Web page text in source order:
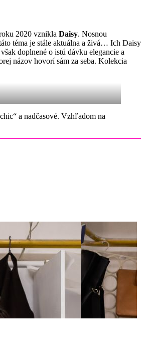
2020 vznikla Daisy. Nosnou
téma je stále aktuálna a živá… Ich Daisy
doplnené o istú dávku elegancie a
názov hovorí sám za seba. Kolekcia
a nadčasové. Vzhľadom na